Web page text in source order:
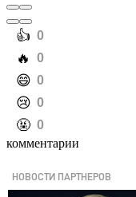
️👍 0
️🔥 0
️😄 0
️😢 0
️🤬 0
комментарии